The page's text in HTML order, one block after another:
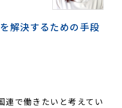
解決するための手段
連で働きたいと考えてい